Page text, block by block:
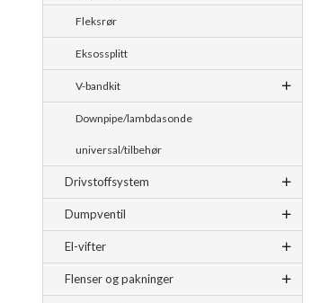
Fleksrør
Eksossplitt
V-bandkit
Downpipe/lambdasonde
universal/tilbehør
Drivstoffsystem
Dumpventil
El-vifter
Flenser og pakninger